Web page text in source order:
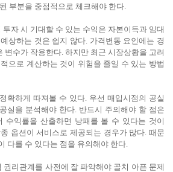
부분을 중점적으로 체크해야 한다.
자 시 기대할 수 있는 수익은 자본이득과 임대
상하는 것은 쉽지 않다. 가격변동 요인에는 경
변수가 작용한다. 하지만 최근 시장상황을 고려
으로 계산하는 것이 위험을 줄일 수 있는 방법
확하게 따져볼 수 있다. 우선 매입시점의 공실
실을 분석해야 한다. 반드시 주의해야 할 점은
수익률을 산출하면 낭패를 볼 수 있다는 것이
옵션이 서비스로 제공되는 경우가 많다. 때문
다를 수 있다는 점을 유의해야 한다.
권리관계를 사전에 잘 파악해야 골치 아픈 문제